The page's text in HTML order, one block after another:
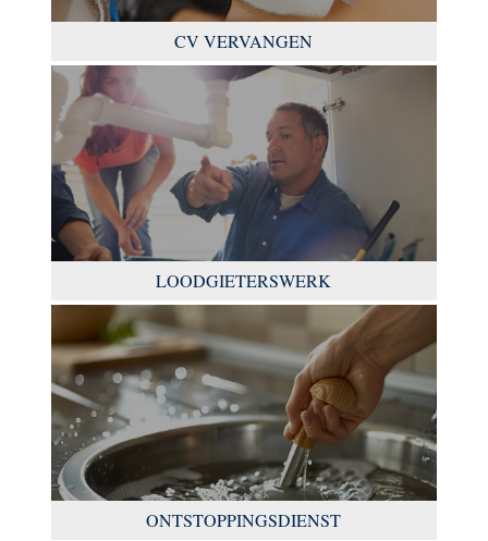
CV VERVANGEN
LOODGIETERSWERK
ONTSTOPPINGSDIENST